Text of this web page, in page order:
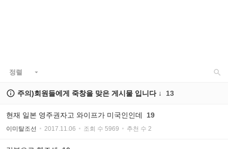
정렬  
 주의)회원들에게 죽창을 맞은 게시물 입니다 ↓ 13
현재 일본 영주권자고 와이프가 미국인인데 19
이미탈조선 2017.11.06 조회 수 5969 추천 수 2